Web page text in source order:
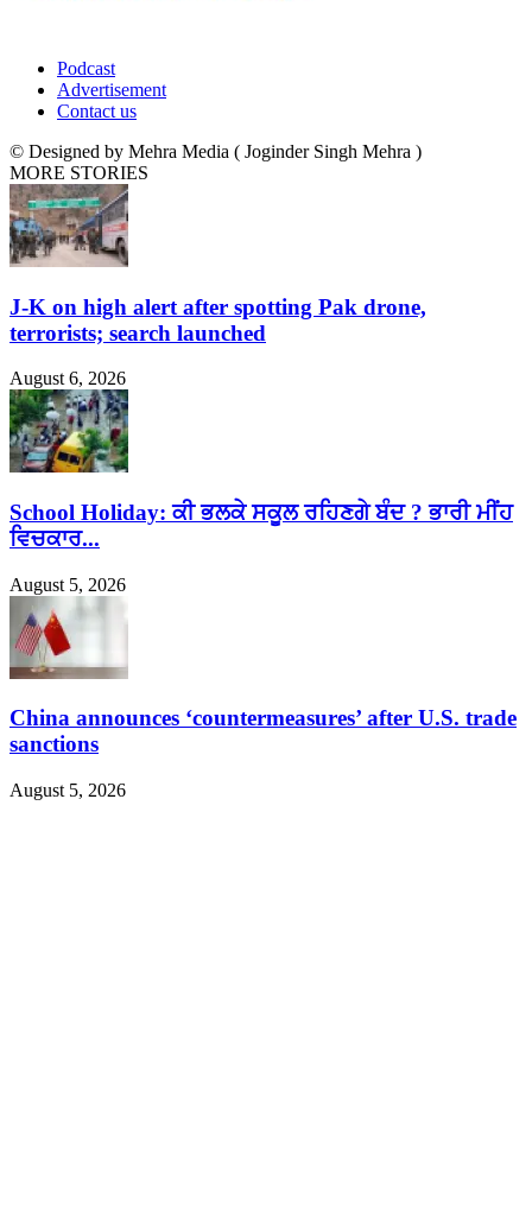
Podcast
Advertisement
Contact us
© Designed by Mehra Media ( Joginder Singh Mehra )
MORE STORIES
J-K on high alert after spotting Pak drone,
terrorists; search launched
August 6, 2026
School Holiday: ਕੀ ਭਲਕੇ ਸਕੂਲ ਰਹਿਣਗੇ ਬੰਦ ? ਭਾਰੀ ਮੀਂਹ
ਵਿਚਕਾਰ...
August 5, 2026
China announces ‘countermeasures’ after U.S. trade
sanctions
August 5, 2026